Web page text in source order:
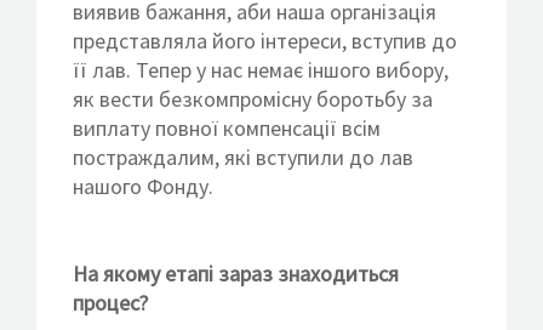
виявив бажання, аби наша організація
представляла його інтереси, вступив до
її лав. Тепер у нас немає іншого вибору,
як вести безкомпромісну боротьбу за
виплату повної компенсації всім
постраждалим, які вступили до лав
нашого Фонду.
На якому етапі зараз знаходиться
процес?